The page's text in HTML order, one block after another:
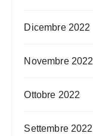
Dicembre 2022
Novembre 2022
Ottobre 2022
Settembre 2022